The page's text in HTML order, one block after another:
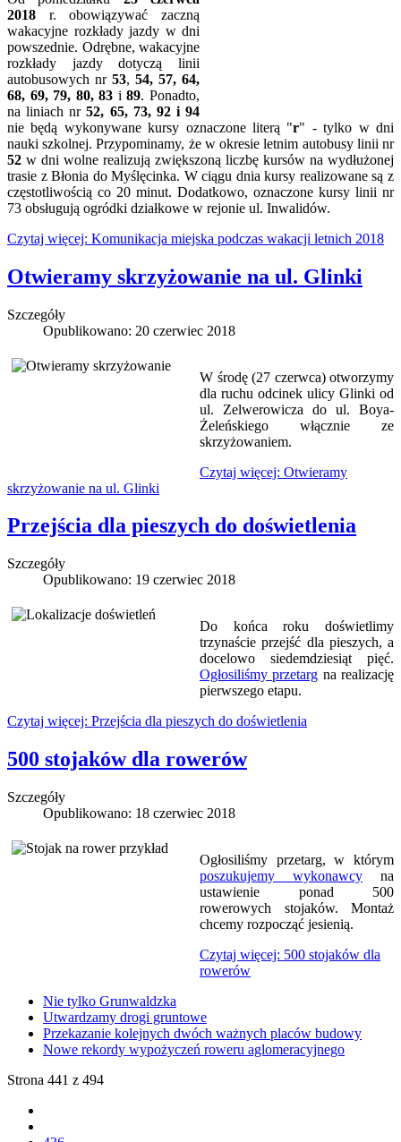
2018 r. obowiązywać zaczną
wakacyjne rozkłady jazdy w dni
powszednie. Odrębne, wakacyjne
rozkłady jazdy dotyczą linii
autobusowych nr 53, 54, 57, 64,
68, 69, 79, 80, 83 i89. Ponadto,
na liniach nr52, 65, 73, 92 i 94
nie będą wykonywane kursy oznaczone literą "r" - tylko w dni
nauki szkolnej. Przypominamy, że w okresie letnim autobusy linii nr
52 w dni wolne realizują zwiększoną liczbę kursów na wydłużonej
trasie z Błonia do Myślęcinka. W ciągu dnia kursy realizowane są z
częstotliwością co 20 minut. Dodatkowo, oznaczone kursy linii nr
73 obsługują ogródki działkowe w rejonie ul. Inwalidów.
Czytaj więcej: Komunikacja miejska podczas wakacji letnich 2018
Otwieramy skrzyżowanie na ul. Glinki
Szczegóły
Opublikowano: 20 czerwiec 2018
W środę (27 czerwca) otworzymy
dla ruchu odcinek ulicy Glinki od
ul. Zelwerowicza do ul. Boya-
Żeleńskiego włącznie ze
skrzyżowaniem.
Czytaj więcej: Otwieramy
skrzyżowanie na ul. Glinki
Przejścia dla pieszych do doświetlenia
Szczegóły
Opublikowano: 19 czerwiec 2018
Do końca roku doświetlimy
trzynaście przejść dla pieszych, a
docelowo siedemdziesiąt pięć.
Ogłosiliśmy przetarg na realizację
pierwszego etapu.
Czytaj więcej: Przejścia dla pieszych do doświetlenia
500 stojaków dla rowerów
Szczegóły
Opublikowano: 18 czerwiec 2018
Ogłosiliśmy przetarg, w którym
poszukujemy wykonawcy na
ustawienie ponad 500
rowerowych stojaków. Montaż
chcemy rozpocząć jesienią.
Czytaj więcej: 500 stojaków dla
rowerów
Nie tylko Grunwaldzka
Utwardzamy drogi gruntowe
Przekazanie kolejnych dwóch ważnych placów budowy
Nowe rekordy wypożyczeń roweru aglomeracyjnego
Strona 441 z 494